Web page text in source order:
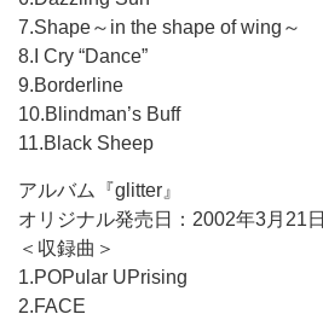
7.Shape～in the shape of wing～
8.I Cry “Dance”
9.Borderline
10.Blindman’s Buff
11.Black Sheep
アルバム『glitter』
オリジナル発売日：2002年3月21日
＜収録曲＞
1.POPular UPrising
2.FACE